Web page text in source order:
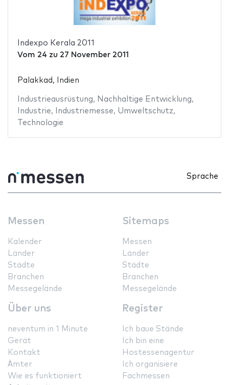
Indexpo Kerala 2011
Vom 24 zu 27 November 2011
Palakkad, Indien
Industrieausrüstung, Nachhaltige Entwicklung,
Industrie, Industriemesse, Umweltschutz,
Technologie
Sprache
Messen
Kalender
Länder
Städte
Branchen
Messegelände
Sitemaps
Messen
Länder
Städte
Branchen
Messegelände
Über uns
neventum in 1 Minute
Gerät
Kontakt
Ämter
Wie es funktioniert
Register
Ich baue Stände
Ich bin eine
Hostessenagentur
Ich organisiere
Fachmessen